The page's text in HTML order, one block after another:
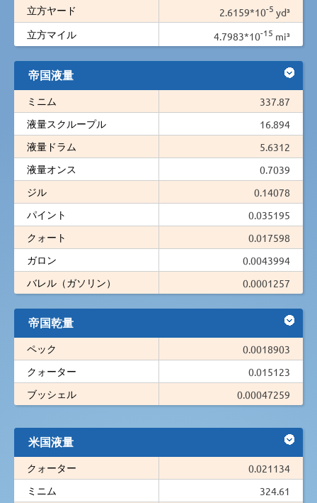
立方ヤード
2.6159*10-5 yd³
立方マイル
4.7983*10-15 mi³
帝国液量
ミニム
337.87
液量スクループル
16.894
液量ドラム
5.6312
液量オンス
0.7039
ジル
0.14078
パイント
0.035195
クォート
0.017598
ガロン
0.0043994
バレル（ガソリン）
0.0001257
帝国乾量
ペック
0.0018903
クォーター
0.015123
ブッシェル
0.00047259
米国液量
クォーター
0.021134
ミニム
324.61